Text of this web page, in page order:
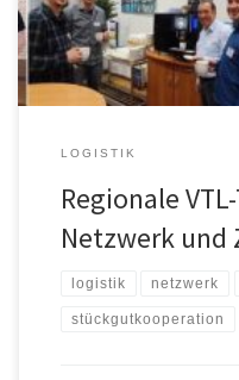
Feedbacks ist ein weiteres
LOGISTIK
Regionale
Netzwerk und
logistik netzwerk
stückgutkooperation